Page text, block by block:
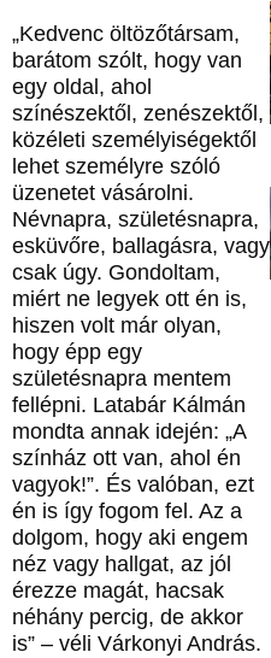
„Kedvenc öltözőtársam,
barátom szólt, hogy van
egy oldal, ahol
színészektől, zenészektől,
közéleti személyiségektől
lehet személyre szóló
üzenetet vásárolni.
Névnapra, születésnapra,
esküvőre, ballagásra, vagy
csak úgy. Gondoltam,
miért ne legyek ott én is,
hiszen volt már olyan,
hogy épp egy
születésnapra mentem
fellépni. Latabár Kálmán
mondta annak idején: „A
színház ott van, ahol én
vagyok!”. És valóban, ezt
én is így fogom fel. Az a
dolgom, hogy aki engem
néz vagy hallgat, az jól
érezze magát, hacsak
néhány percig, de akkor
is” – véli Várkonyi András.